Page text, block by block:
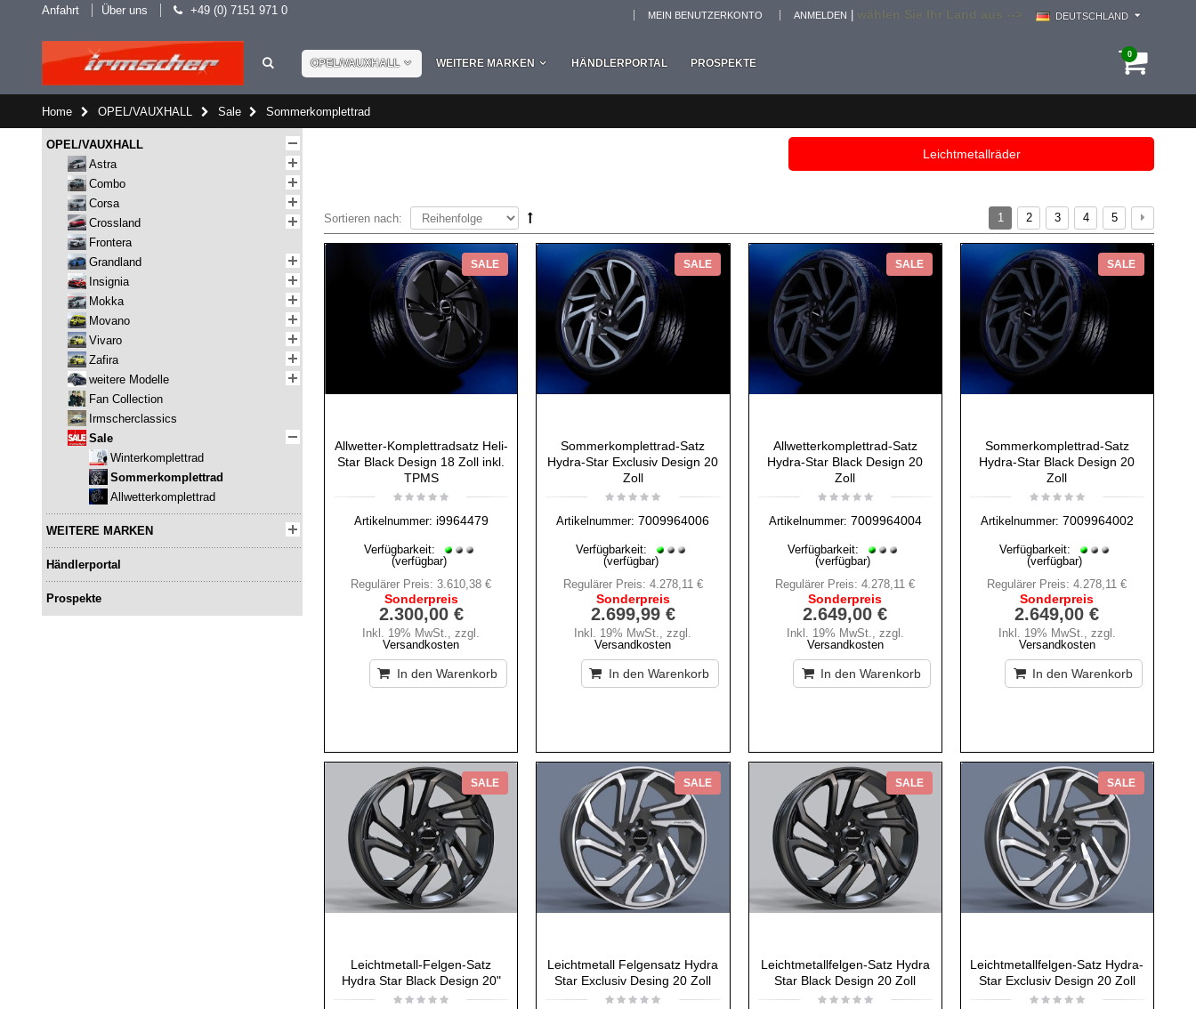
Anfahrt Über uns +49 (0) 7151 971 0 DEUTSCHLAND
MEIN BENUTZERKONTO ANMELDEN
0
OPEL/VAUXHALL WEITERE MARKEN HÄNDLERPORTAL PROSPEKTE
Home OPEL/VAUXHALL Sale Sommerkomplettrad
Leichtmetallräder
Sortieren nach: 1 2 3 4 5
SALE
Allwetter-Komplettradsatz Heli-
Star Black Design 18 Zoll inkl.
TPMS
Artikelnummer: i9964479
Verfügbarkeit:
(verfügbar)
Regulärer Preis: 3.610,38 €
Sonderpreis
2.300,00 €
Inkl. 19% MwSt.,zzgl.
Versandkosten
In den Warenkorb
SALE
Sommerkomplettrad-Satz
Hydra-Star Exclusiv Design 20
Zoll
Artikelnummer: 7009964006
Verfügbarkeit:
(verfügbar)
Regulärer Preis: 4.278,11 €
Sonderpreis
2.699,99 €
Inkl. 19% MwSt.,zzgl.
Versandkosten
In den Warenkorb
SALE
Allwetterkomplettrad-Satz
Hydra-Star Black Design 20
Zoll
Artikelnummer: 7009964004
Verfügbarkeit:
(verfügbar)
Regulärer Preis: 4.278,11 €
Sonderpreis
2.649,00 €
Inkl. 19% MwSt., zzgl.
Versandkosten
In den Warenkorb
SALE
Sommerkomplettrad-Satz
Hydra-Star Black Design 20
Zoll
Artikelnummer: 7009964002
Verfügbarkeit:
(verfügbar)
Regulärer Preis: 4.278,11 €
Sonderpreis
2.649,00 €
Inkl. 19% MwSt., zzgl.
Versandkosten
In den Warenkorb
SALE
Leichtmetall-Felgen-Satz
Hydra Star Black Design 20"
SALE
Leichtmetall Felgensatz Hydra
Star Exclusiv Desing 20 Zoll
SALE
Leichtmetallfelgen-Satz Hydra
Star Black Design 20 Zoll
SALE
Leichtmetallfelgen-Satz Hydra-
Star Exclusiv Design 20 Zoll
OPEL/VAUXHALL
Astra
Combo
Corsa
Crossland
Frontera
Grandland
Insignia
Mokka
Movano
Vivaro
Zafira
weitere Modelle
Fan Collection
Irmscherclassics
Sale
Winterkomplettrad
Sommerkomplettrad
Allwetterkomplettrad
WEITERE MARKEN
Händlerportal
Prospekte